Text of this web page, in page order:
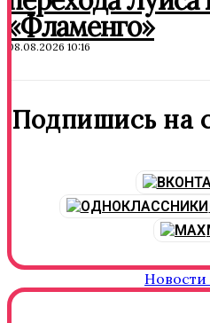
«Фламенго»
08.08.2026 10:16
Подпишись на